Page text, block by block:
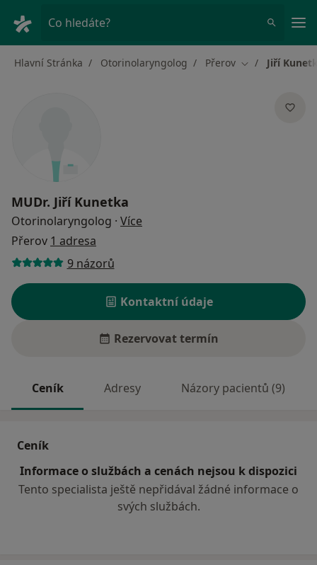
Co hledáte?
Hlavní Stránka Otorinolaryngolog Přerov Změna města
Jiří
MUDr. Jiří Kunetka
Otorinolaryngolog · Více
Přerov 1 adresa
9 názorů
Kontaktní údaje
Rezervovat termín
Ceník Adresy Názory pacientů (9)
Ceník
Informace o službách a cenách nejsou k dispozici
Tento specialista ještě nepřidával žádné informace o
svých službách.